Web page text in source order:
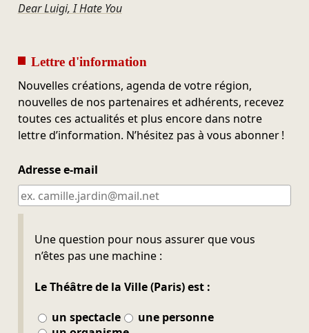
Dear Luigi, I Hate You
Lettre d'information
Nouvelles créations, agenda de votre région,
nouvelles de nos partenaires et adhérents, recevez
toutes ces actualités et plus encore dans notre
lettre d’information. N’hésitez pas à vous abonner !
Adresse e-mail
Une question pour nous assurer que vous
n’êtes pas une machine :
Le Théâtre de la Ville (Paris) est :
un spectacle
une personne
Ne pas remplir